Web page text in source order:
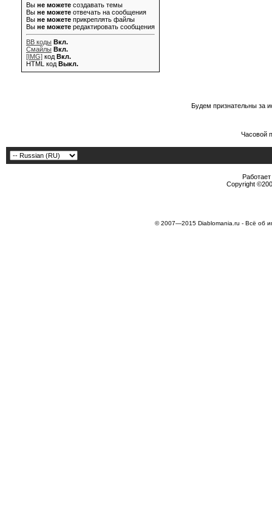
Вы не можете создавать темы
Вы не можете отвечать на сообщения
Вы не можете прикреплять файлы
Вы не можете редактировать сообщения
BB коды Вкл.
Смайлы Вкл.
[IMG] код Вкл.
HTML код Выкл.
Будем признательны за
Часовой
Copyright
© 2007—2015 Diablomania.ru - Всё об